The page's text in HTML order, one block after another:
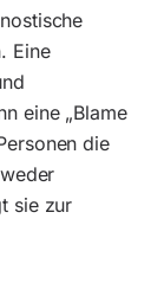
Eine
eine „Blame
die
sie zur